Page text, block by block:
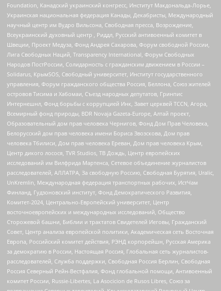
Foundation, Канадский украинский конгресс, Институт Макдональда-Лорье,
Украинская национальная федерация Канады, Декабристы, Международный
научный центр им Вудро Вильсона, Свободная пресса, Возрождение,
Всеукраинский духовный центр , Риддл, Русский антивоенный комитет в
Швеции, Проект Медуза, Фонд Андрея Сахарова, Форум свободной России,
Лига Свободных Наций, Transparеncy International, Форум Свободных
Народов ПостРоссии, Солидарность с гражданским движением в России –
Solidarus, КрымSOS, Свободный университет, Институт государственного
управления, Форум гражданского общества Россия, Беллона, Союз жителей
островов Тисима и Хабомаи, Съезд народных депутатов, Гринпис
Интернешнл, Фонд борьбы с коррупцией Инк, Завет церквей TCCN, Агора,
Всемирный фонд природы, BDR Novaja Gazeta-Europe, Алтай проект,
Образовательный дом прав человека Чернигов, Фонд Дом Прав Человека,
Белорусский дом прав человека имени Бориса Звозскова, Дом прав
человека Тбилиси, Дом прав человека Ереван, Дом прав человека Крым,
Центр дикого лосося, TVR Studios, ТВ Дождь, Центр европейских
исследований им Вилфрида Мартенса, Сетевое объединение журналистов
расследователей, АЛЛАТРА, За свободную Россию, Свободная Бурятия, Uralic,
UnKremlin, Международная федерация транспортных рабочих, ИстЧам
Финланд, Гудзоновский институт, Фонд Демократического Развития,
Комитет-2024, Центрально-Европейский университет, Центр
восточноевропейских и международных исследований, Общество
Сторожевой башни, Библии и трактатов Свидетелей Иеговы, Гражданский
Совет, Центр анализа европейской политики, Академическая сеть Восточная
Европа, Российский комитет действия, РЭНД корпорейшн, Русская Америка
за демократию в России, Настоящая Россия, Глобальная сеть журналистов-
расследователей, Служба поддержки, Свободная Россия Берлин, Свободная
Россия Северный Рейн-Вестфалия, Фонд глобальной помощи, Антивоенный
комитет России, Russie-Libertes, La Asocicion de Rusos Libres, Союз за